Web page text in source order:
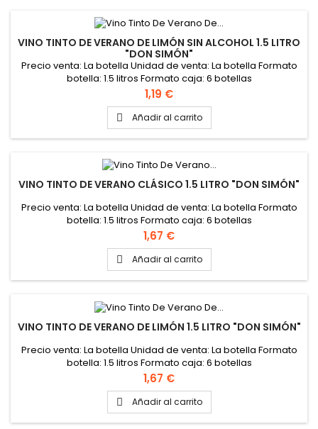
VINO TINTO DE VERANO DE LIMÓN SIN ALCOHOL 1.5 LITRO
"DON SIMÓN"
Precio venta: La botella Unidad de venta: La botella Formato
botella: 1.5 litros Formato caja: 6 botellas
Precio
1,19 €
 Añadir al carrito
VINO TINTO DE VERANO CLÁSICO 1.5 LITRO "DON SIMÓN"
Precio venta: La botella Unidad de venta: La botella Formato
botella: 1.5 litros Formato caja: 6 botellas
Precio
1,67 €
 Añadir al carrito
VINO TINTO DE VERANO DE LIMÓN 1.5 LITRO "DON SIMÓN"
Precio venta: La botella Unidad de venta: La botella Formato
botella: 1.5 litros Formato caja: 6 botellas
Precio
1,67 €
 Añadir al carrito